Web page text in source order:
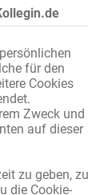
für den
Cookies
Zweck und
auf dieser
zu geben, zu
die Cookie-
,
Haltestelle,
,